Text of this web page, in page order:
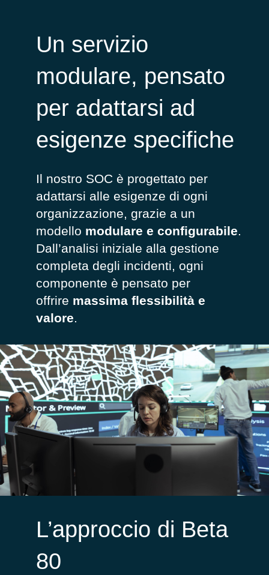
Un servizio
modulare, pensato
per adattarsi ad
esigenze specifiche
Il nostro SOC è progettato per
adattarsi alle esigenze di ogni
organizzazione, grazie a un
modello modulare e configurabile.
Dall’analisi iniziale alla gestione
completa degli incidenti, ogni
componente è pensato per
offrire massima flessibilità e
valore.
L’approccio di Beta
80